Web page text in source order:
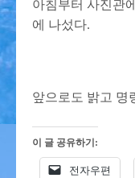
아침부터 사진관
에 나섰다.
앞으로도 밝고 명
이 글 공유하기:
전자우편